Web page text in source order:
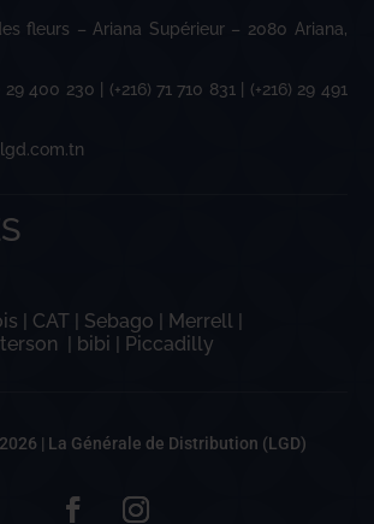
fleurs – Ariana Supérieur – 2080 Ariana,
400 230 | (+216) 71 710 831 | (+216) 29 491
| CAT | Sebago | Merrell |
| bibi | Piccadilly
| La Générale de Distribution (LGD)